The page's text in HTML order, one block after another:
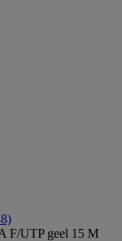
F/UTP geel 15 M